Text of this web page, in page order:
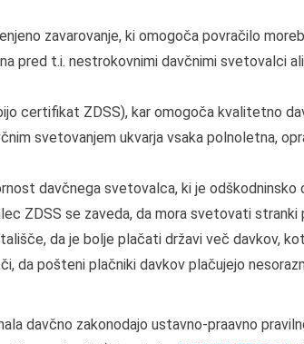
zavarovanje, ki omogoča povračilo
pred t.i. nestrokovnimi davčnimi svetovalci
certifikat ZDSS), kar omogoča kvalitetno
svetovanjem ukvarja vsaka polnoletna,
davčnega svetovalca, ki je odškodninsko
ZDSS se zaveda, da mora svetovati
da je bolje plačati državi več davkov,
da pošteni plačniki davkov plačujejo
davčno zakonodajo ustavno-praavno